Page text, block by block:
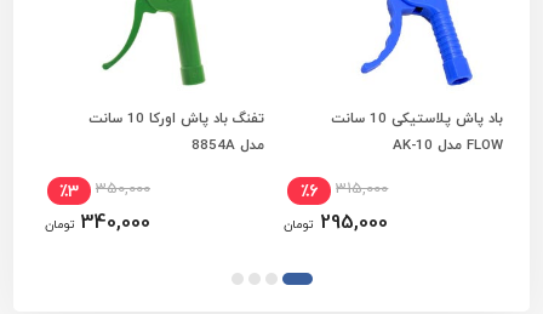
افزودن به سبد خرید
باد پاش پلاستیکی 10 سانت
FLOW مدل AK-10
315,000 ٪6
295,000 تومان
افزودن به سبد خرید
تفنگ باد پاش اورکا 10 سانت
مدل 8854A
350,000 ٪3
340,000 تومان